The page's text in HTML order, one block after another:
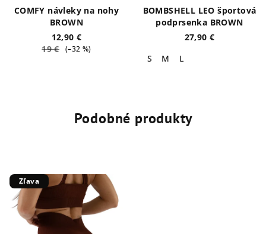
COMFY návleky na nohy
BROWN
12,90 €
19 € (–32 %)
BOMBSHELL LEO športová
podprsenka BROWN
27,90 €
S
M L
Podobné produkty
Zľava